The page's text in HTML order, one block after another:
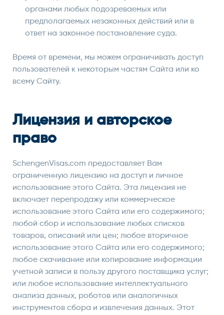
органами любых подозреваемых или
предполагаемых незаконных действий или в
ответ на законное постановление суда.
Время от времени, мы можем ограничивать доступ
пользователей к некоторым частям Сайта или ко
всему Сайту.
Лицензия и авторское
право
SchengenVisas.com предоставляет Вам
ограниченную лицензию на доступ и личное
использование этого Сайта. Эта лицензия не
включает перепродажу или коммерческое
использование этого Сайта или его содержимого;
любой сбор и использование любых списков
товаров, описаний или цен; любое вторичное
использование этого Сайта или его содержимого;
любое скачивание или копирование информации
учетной записи в пользу другого поставщика услуг;
или любое использование интеллектуального
анализа данных, роботов или аналогичных
инструментов сбора и извлечения данных. Этот